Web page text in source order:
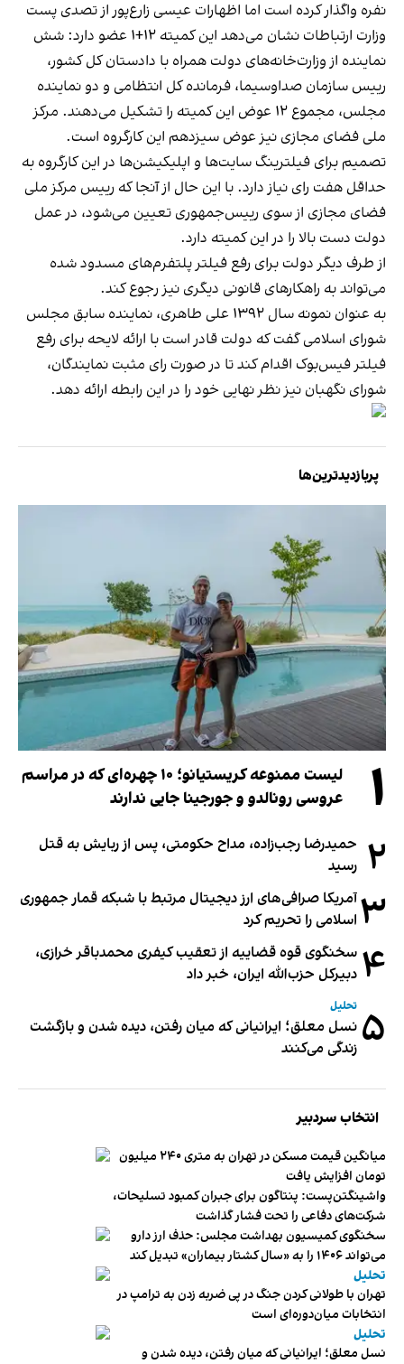
نفره واگذار کرده است اما اظهارات عیسی زارع‌پور از تصدی پست
وزارت ارتباطات نشان می‌دهد این کمیته ۱۲+۱ عضو دارد: شش
نماینده از وزارت‌خانه‌های دولت همراه با دادستان کل کشور،
رییس سازمان صداوسیما، فرمانده کل انتظامی و دو نماینده
مجلس، مجموع ۱۲ عوض این کمیته را تشکیل می‌دهند. مرکز
ملی فضای مجازی نیز عوض سیزدهم این کارگروه است.
تصمیم برای فیلترینگ سایت‌ها و اپلیکیشن‌ها در این کارگروه به
حداقل هفت رای نیاز دارد. با این حال از آنجا که رییس مرکز ملی
فضای مجازی از سوی رییس‌جمهوری تعیین می‌شود، در عمل
دولت دست بالا را در این کمیته دارد.
از طرف دیگر دولت برای رفع فیلتر پلتفرم‌های مسدود شده
می‌تواند به راهکارهای قانونی دیگری نیز رجوع کند.
به عنوان نمونه سال ۱۳۹۲ علی طاهری، نماینده سابق مجلس
شورای اسلامی گفت که دولت قادر است با ارائه لایحه برای رفع
فیلتر فیس‌بوک اقدام کند تا در صورت رای مثبت نمایندگان،
شورای نگهبان نیز نظر نهایی خود را در این رابطه ارائه دهد.
پربازدیدترین‌ها
۱
لیست ممنوعه کریستیانو؛ ۱۰ چهره‌ای که در مراسم
عروسی رونالدو و جورجینا جایی ندارند
۲ حمیدرضا رجب‌زاده، مداح حکومتی، پس از ربایش به قتل
رسید
۳آمریکا صرافی‌های ارز دیجیتال مرتبط با شبکه قمار جمهوری
اسلامی را تحریم کرد
۴ سخنگوی قوه قضاییه از تعقیب کیفری محمدباقر خرازی،
دبیر‌کل حزب‌الله ایران، خبر داد
۵ تحلیل
نسل معلق؛ ایرانیانی که میان رفتن، دیده شدن و بازگشت
زندگی می‌کنند
انتخاب سردبیر
میانگین قیمت مسکن در تهران به متری ۲۴۰ میلیون
تومان افزایش یافت
واشینگتن‌پست: پنتاگون برای جبران کمبود تسلیحات،
شرکت‌های دفاعی را تحت فشار گذاشت
سخنگوی کمیسیون بهداشت مجلس: حذف ارز دارو
می‌تواند ۱۴۰۶ را به «سال کشتار بیماران» تبدیل کند
تحلیل
تهران با طولانی کردن جنگ در پی ضربه زدن به ترامپ در
انتخابات میان‌دوره‌ای است
تحلیل
نسل معلق؛ ایرانیانی که میان رفتن، دیده شدن و